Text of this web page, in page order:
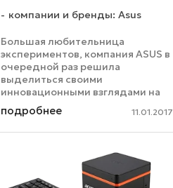
компании и бренды: Asus
Большая любительница
экспериментов, компания ASUS в
очередной раз решила
выделиться своими
инновационными взглядами на
игровые устройства и вместо
простой периферии вроде
мониторов, гарнитур и т.п. или
материнских плат ...
подробнее 11.01.2017